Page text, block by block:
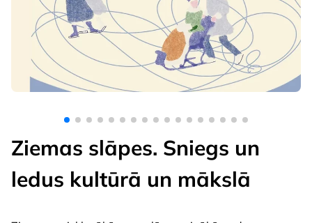
Ziemas slāpes. Sniegs un
ledus kultūrā un mākslā